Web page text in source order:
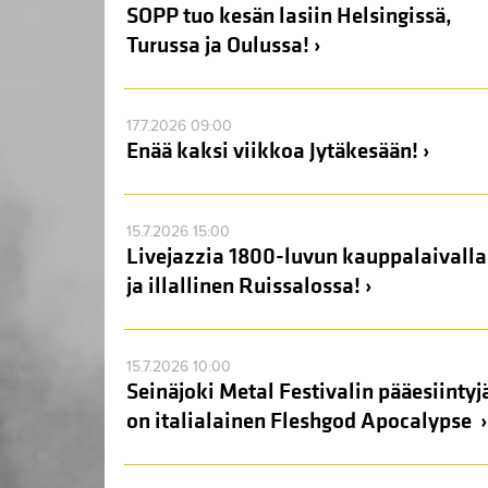
SOPP tuo kesän lasiin Helsingissä,
Turussa ja Oulussa! ›
17.7.2026 09:00
Enää kaksi viikkoa Jytäkesään! ›
15.7.2026 15:00
Livejazzia 1800-luvun kauppalaivalla
ja illallinen Ruissalossa! ›
15.7.2026 10:00
Seinäjoki Metal Festivalin
on italialainen Fleshgod Apocalypse ›